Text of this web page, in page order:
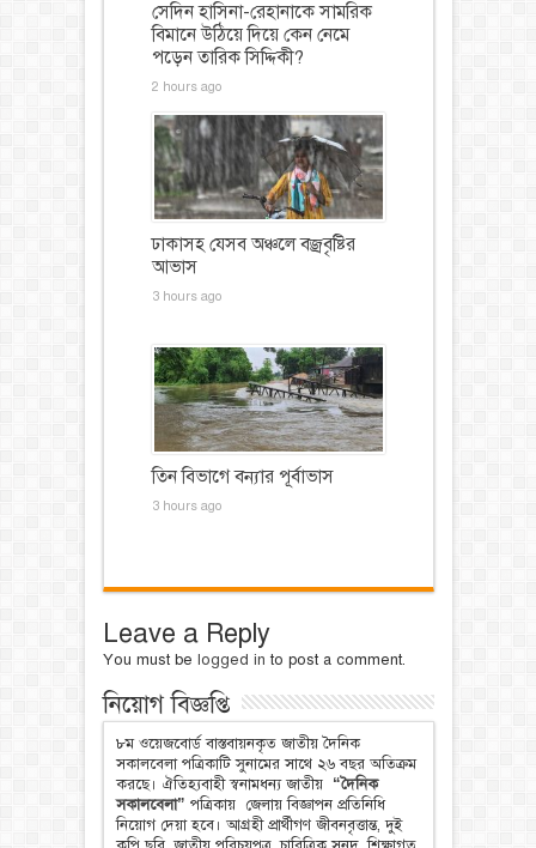
সেদিন হাসিনা-রেহানাকে সামরিক
বিমানে উঠিয়ে দিয়ে কেন নেমে
পড়েন তারিক সিদ্দিকী?
2 hours ago
ঢাকাসহ যেসব অঞ্চলে বজ্রবৃষ্টির
আভাস
3 hours ago
তিন বিভাগে বন্যার পূর্বাভাস
3 hours ago
Leave a Reply
You must be logged in to post a comment.
নিয়োগ বিজ্ঞপ্তি
৮ম ওয়েজবোর্ড বাস্তবায়নকৃত জাতীয় দৈনিক
সকালবেলা পত্রিকাটি সুনামের সাথে ২৬ বছর অতিক্রম
করছে। ঐতিহ্যবাহী স্বনামধন্য জাতীয় “দৈনিক
সকালবেলা” পত্রিকায় জেলায় বিজ্ঞাপন প্রতিনিধি
নিয়োগ দেয়া হবে। আগ্রহী প্রার্থীগণ জীবনবৃত্তান্ত, দুই